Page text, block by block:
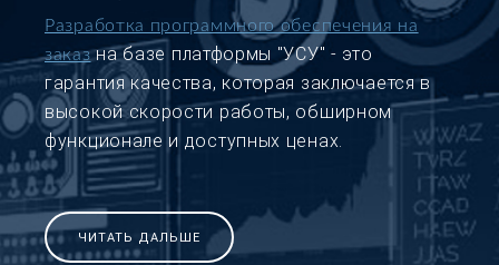
Разработка программного обеспечения на
заказна базе платформы "УСУ" - это
гарантия качества, которая заключается в
высокой скорости работы, обширном
функционале и доступных ценах.
ЧИТАТЬ ДАЛЬШЕ